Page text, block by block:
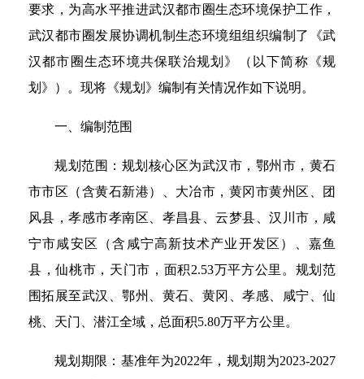
要求，为高水平推进武汉都市圈生态环境保护工作，
武汉都市圈发展协调机制生态环境组组织编制了《武
汉都市圈生态环境共保联治规划》（以下简称《规
划》）。现将《规划》编制有关情况作如下说明。
一、编制范围
规划范围：规划核心区为武汉市，鄂州市，黄石
市市区（含黄石新港）、大冶市，黄冈市黄州区、团
风县，孝感市孝南区、孝昌县、云梦县、汉川市，咸
宁市咸安区（含咸宁高新技术产业开发区）、嘉鱼
县，仙桃市，天门市，面积2.53万平方公里。规划范
围拓展至武汉、鄂州、黄石、黄冈、孝感、咸宁、仙
桃、天门、潜江全域，总面积5.80万平方公里。
规划期限：基准年为2022年，规划期为2023-2027